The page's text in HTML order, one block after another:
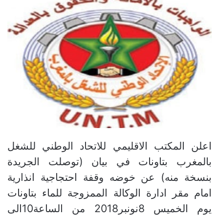
اعلن المكتب الاقليمي للاتحاد الوطني للشغل
بالمغرب بتاونات في بيان (توصلت الجريدة
بنسخة منه) عن خوضه وقفة احتجاجية انذارية
امام مقر ادارة الوكالة الممزوجة للماء بتاونات
يوم الخميس 8نونبر2018 من الساعة10الى